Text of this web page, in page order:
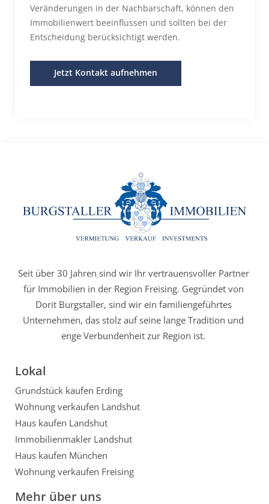
Veränderungen in der Nachbarschaft, können den
Immobilienwert beeinflussen und sollten bei der
Entscheidung berücksichtigt werden.
Jetzt Kontakt aufnehmen
Seit über 30 Jahren sind wir Ihr vertrauensvoller Partner
für Immobilien in der Region Freising. Gegründet von
Dorit Burgstaller, sind wir ein familiengeführtes
Unternehmen, das stolz auf seine lange Tradition und
enge Verbundenheit zur Region ist.
Lokal
Grundstück kaufen Erding
Wohnung verkaufen Landshut
Haus kaufen Landshut
Immobilienmakler Landshut
Haus kaufen München
Wohnung verkaufen Freising
Mehr über uns